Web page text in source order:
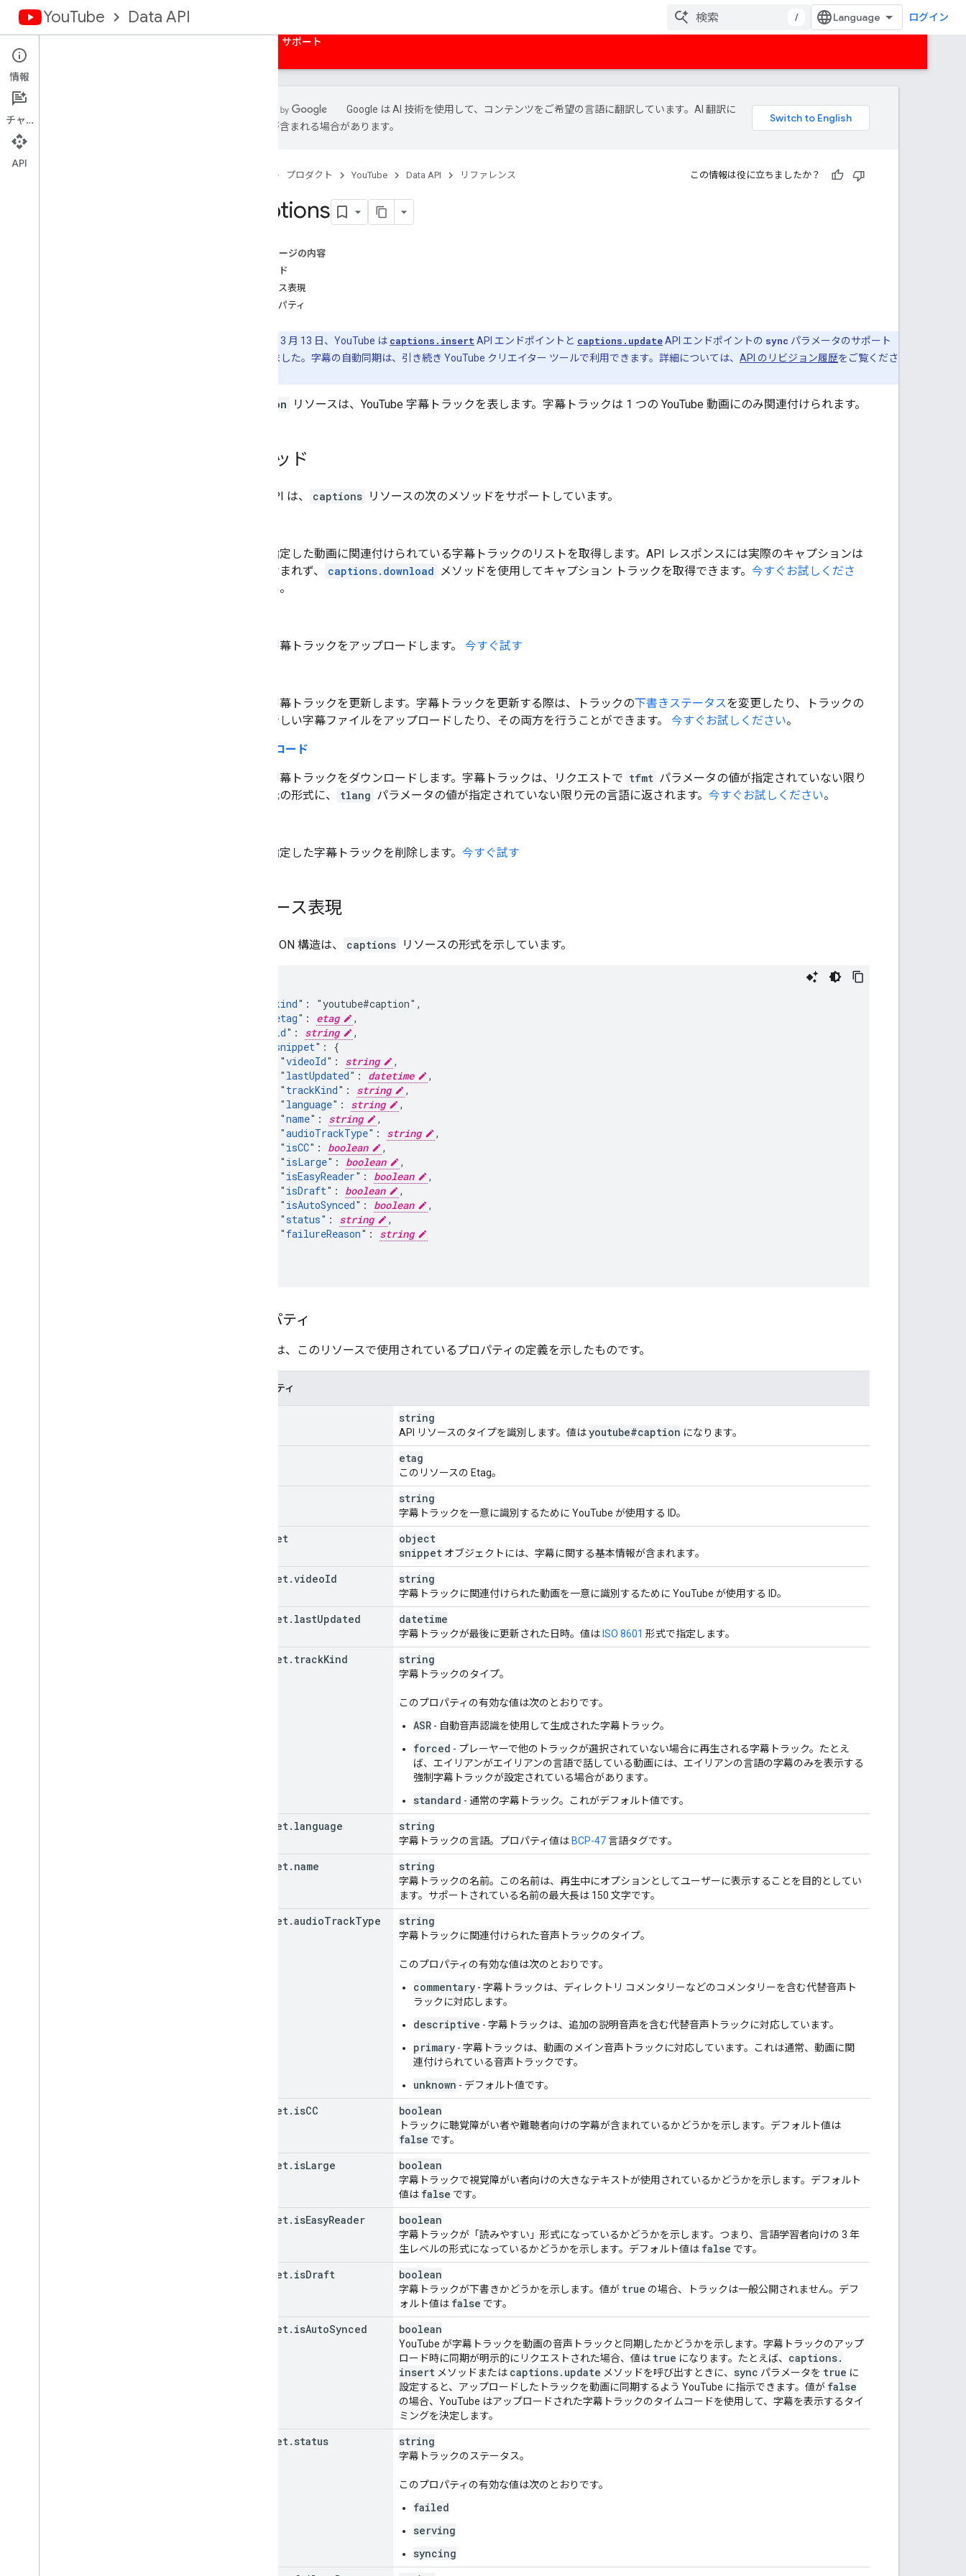
YouTube Data API / ログイン
サポート
概要
アクティビティ
Google は AI 技術を使用して、コンテンツをご希望の言語に翻訳しています。AI 翻訳に
は誤りが含まれる場合があります。
プロダクト YouTube Data API リファレンス この情報は役に立ちましたか？
Captions
このページの内容
メソッド
リソース表現
プロパティ
2024 年 3 月 13 日、YouTube は captions.insert API エンドポイントと captions.updateAPI エンドポイントの sync パラメータのサポート
終了を発表しました。字幕の自動同期は、引き続き YouTube クリエイター ツールで利用できます。詳細については、 API のリビジョン履歴をご覧くださ
caption リソースは、YouTube 字幕トラックを表します。字幕トラックは 1 つの YouTube 動画にのみ関連付けられます。
メソッド
この API は、 captions リソースの次のメソッドをサポートしています。
指定した動画に関連付けられている字幕トラックのリストを取得します。API レスポンスには実際のキャプションは
含まれず、
captions.download メソッドを使用してキャプション トラックを取得できます。 今すぐお試しくださ
い。
字幕トラックをアップロードします。 今すぐ試す
字幕トラックを更新します。字幕トラックを更新する際は、トラックの下書きステータスを変更したり、トラックの
新しい字幕ファイルをアップロードしたり、その両方を行うことができます。 今すぐお試しください。
ダウンロード
字幕トラックをダウンロードします。字幕トラックは、リクエストで tfmt パラメータの値が指定されていない限り
元の形式に、
tlang パラメータの値が指定されていない限り元の言語に返されます。 今すぐお試しください。
指定した字幕トラックを削除します。 今すぐ試す
リソース表現
次の JSON 構造は、 captions リソースの形式を示しています。
kind": "youtube#caption",
etag": etag
,
id": string
,
snippet": {
    "
videoId": string
,
    "
lastUpdated": datetime
,
    "
trackKind": string
,
    "
language": string
,
    "
name": string
,
    "
audioTrackType": string
,
    "
isCC": boolean
,
    "
isLarge": boolean
,
    "
isEasyReader": boolean
,
    "
isDraft": boolean
,
    "
isAutoSynced": boolean
,
    "
status": string
,
    "
failureReason": string
プロパティ
次の表は、このリソースで使用されているプロパティの定義を示したものです。
プロパティ
string
API リソースのタイプを識別します。値はyoutube#caption になります。
etag
このリソースの Etag。
string
字幕トラックを一意に識別するために YouTube が使用する ID。
snippet
object
snippet オブジェクトには、字幕に関する基本情報が含まれます。
snippet.videoId string
字幕トラックに関連付けられた動画を一意に識別するために YouTube が使用する ID。
snippet. lastUpdated datetime
字幕トラックが最後に更新された日時。値は ISO 8601 形式で指定します。
snippet. trackKind string
字幕トラックのタイプ。
このプロパティの有効な値は次のとおりです。
ASR - 自動音声認識を使用して生成された字幕トラック。
forced - プレーヤーで他のトラックが選択されていない場合に再生される字幕トラック。たとえ
ば、エイリアンがエイリアンの言語で話している動画には、エイリアンの言語の字幕のみを表示する
強制字幕トラックが設定されている場合があります。
standard - 通常の字幕トラック。これがデフォルト値です。
snippet. language string
字幕トラックの言語。プロパティ値は BCP-47 言語タグです。
snippet. name string
字幕トラックの名前。この名前は、再生中にオプションとしてユーザーに表示することを目的としてい
ます。サポートされている名前の最大長は 150 文字です。
snippet.audioTrackType string
字幕トラックに関連付けられた音声トラックのタイプ。
このプロパティの有効な値は次のとおりです。
commentary - 字幕トラックは、ディレクトリ コメンタリーなどのコメンタリーを含む代替音声ト
ラックに対応します。
descriptive - 字幕トラックは、追加の説明音声を含む代替音声トラックに対応しています。
primary - 字幕トラックは、動画のメイン音声トラックに対応しています。これは通常、動画に関
連付けられている音声トラックです。
unknown - デフォルト値です。
snippet. isCC boolean
トラックに聴覚障がい者や難聴者向けの字幕が含まれているかどうかを示します。デフォルト値は
false です。
snippet. isLarge boolean
字幕トラックで視覚障がい者向けの大きなテキストが使用されているかどうかを示します。デフォルト
値は false です。
snippet. isEasyReader boolean
字幕トラックが「読みやすい」形式になっているかどうかを示します。つまり、言語学習者向けの 3 年
生レベルの形式になっているかどうかを示します。デフォルト値は false です。
snippet. isDraft boolean
字幕トラックが下書きかどうかを示します。値が true の場合、トラックは一般公開されません。デフ
ォルト値は false です。
snippet. isAutoSynced boolean
YouTube が字幕トラックを動画の音声トラックと同期したかどうかを示します。字幕トラックのアップ
ロード時に同期が明示的にリクエストされた場合、値は true になります。たとえば、 captions.
insert メソッドまたは captions. update メソッドを呼び出すときに、 sync パラメータを true に
設定すると、アップロードしたトラックを動画に同期するよう YouTube に指示できます。値が false
の場合、YouTube はアップロードされた字幕トラックのタイムコードを使用して、字幕を表示するタイ
ミングを決定します。
snippet. status string
字幕トラックのステータス。
このプロパティの有効な値は次のとおりです。
failed
serving
syncing
情報
チャット
API